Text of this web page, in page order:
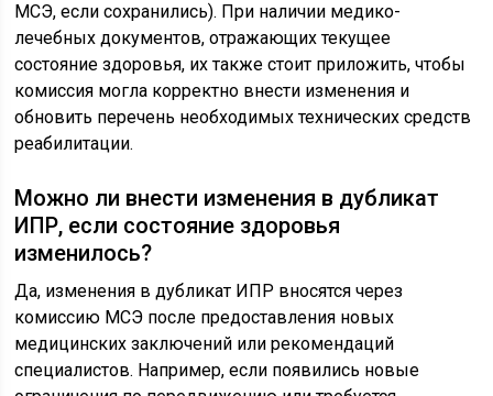
МСЭ, если сохранились). При наличии медико-
лечебных документов, отражающих текущее
состояние здоровья, их также стоит приложить, чтобы
комиссия могла корректно внести изменения и
обновить перечень необходимых технических средств
реабилитации.
Можно ли внести изменения в дубликат
ИПР, если состояние здоровья
изменилось?
Да, изменения в дубликат ИПР вносятся через
комиссию МСЭ после предоставления новых
медицинских заключений или рекомендаций
специалистов. Например, если появились новые